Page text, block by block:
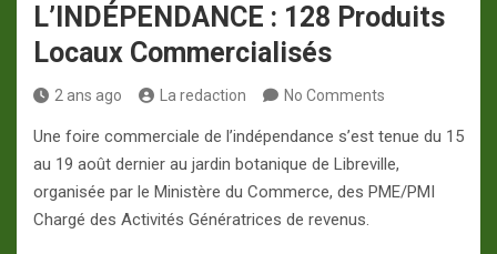
L’INDÉPENDANCE : 128 Produits
Locaux Commercialisés
2 ans ago La redaction No Comments
Une foire commerciale de l’indépendance s’est tenue du 15
au 19 août dernier au jardin botanique de Libreville,
organisée par le Ministère du Commerce, des PME/PMI
Chargé des Activités Génératrices de revenus.